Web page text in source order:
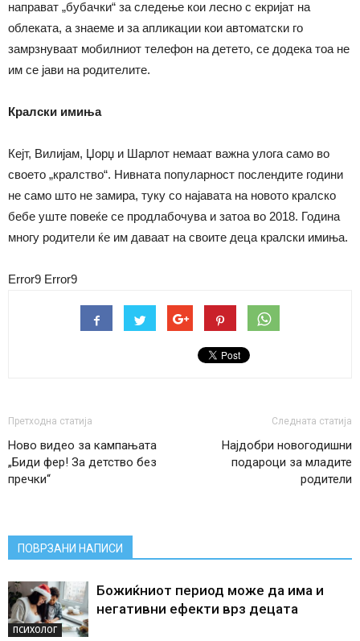
направат „бубачки“ за следење кои лесно с екријат на
облеката, а знаеме и за апликации кои автоматски го
замрзнуваат мобилниот телефон на детето, се додека тоа не
им се јави на родителите.
Кралски имиња
Кејт, Вилијам, Џорџ и Шарлот немаат важна улога само во
своето „кралство“. Нивната популарност послендите години
не само што не замира, туку со најавата на новото кралско
бебе уште повеќе се продлабочува и затоа во 2018. Година
многу родители ќе им даваат на своите деца кралски имиња.
Error9 Error9
Претходна статија
Ново видео за кампањата
„Биди фер! За детство без
пречки“
Следната статија
Најдобри новогодишни
подароци за младите
родители
ПОВРЗАНИ НАПИСИ
ПСИХОЛОГ
Божиќниот период може да има и
негативни ефекти врз децата